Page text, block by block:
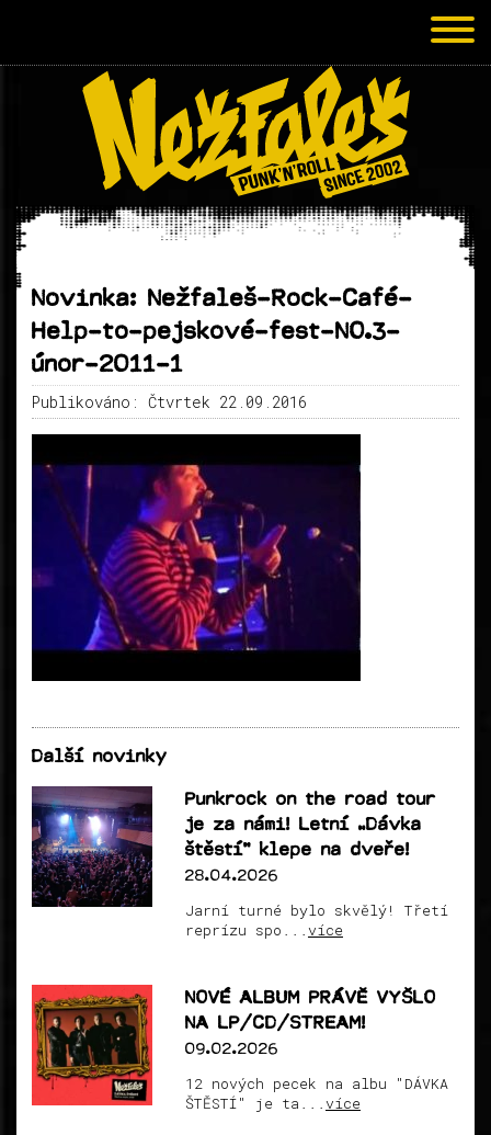
Novinka: Nežfaleš-Rock-Café-
Help-to-pejskové-fest-NO.3-
únor-2011-1
Publikováno: Čtvrtek 22.09.2016
Další novinky
Punkrock on the road tour
je za námi! Letní „Dávka
štěstí“ klepe na dveře!
28.04.2026
Jarní turné bylo skvělý! Třetí
reprízu spo...více
NOVÉ ALBUM PRÁVĚ VYŠLO
NA LP/CD/STREAM!
09.02.2026
12 nových pecek na albu "DÁVKA
ŠTĚSTÍ" je ta...více